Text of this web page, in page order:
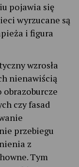
pojawia się
wyrzucane są
i figura
wzrosła
nienawiścią
obrazoburcze
czy fasad
przebiegu
z
Tym